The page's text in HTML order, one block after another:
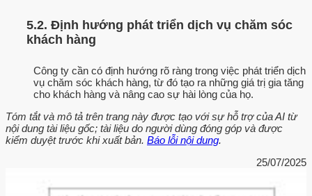
5.2. Định hướng phát triển dịch vụ chăm sóc
khách hàng
Công ty cần có định hướng rõ ràng trong việc phát triển dịch
vụ chăm sóc khách hàng, từ đó tạo ra những giá trị gia tăng
cho khách hàng và nâng cao sự hài lòng của họ.
Tóm tắt và mô tả trên trang này được tạo với sự hỗ trợ của AI từ
nội dung tài liệu gốc; tài liệu do người dùng đóng góp và được
kiểm duyệt trước khi xuất bản. Báo lỗi nội dung.
25/07/2025